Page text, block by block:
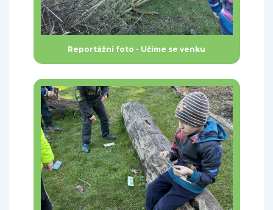
Reportážní foto - Učíme se venku